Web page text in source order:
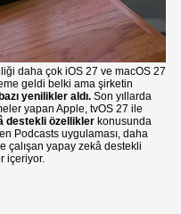
daha çok iOS 27 ve macOS 27
geldi belki ama şirketin
yenilikler aldı. Son yıllarda
yapan Apple, tvOS 27 ile
destekli özellikler konusunda
Podcasts uygulaması, daha
çalışan yapay zekâ destekli
içeriyor.